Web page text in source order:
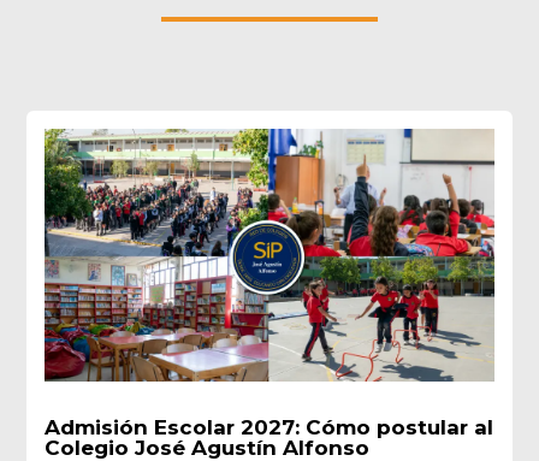
Admisión Escolar 2027: Cómo postular al
Colegio José Agustín Alfonso